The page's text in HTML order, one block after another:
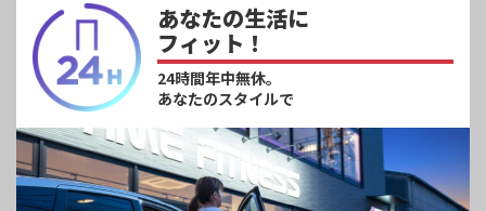
あなたの生活に
フィット！
24時間年中無休。
あなたのスタイルで